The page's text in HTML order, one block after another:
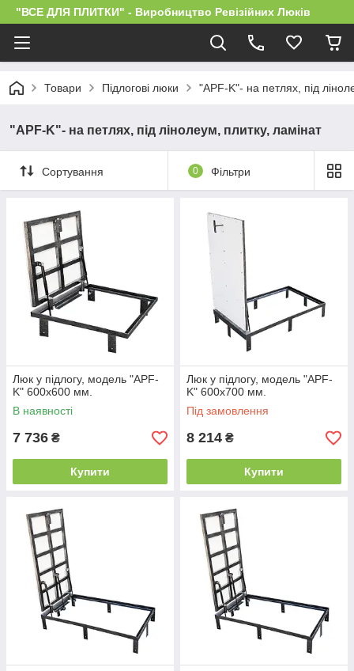
"ВСЕ ДЛЯ ПЛИТКИ" - Виробництво Ревізійних Люків
Товари Підлогові люки "APF-K"- на петлях, під
"APF-K"- на петлях, під лінолеум, плитку, ламінат
Сортування 0 Фільтри
Люк у підлогу, модель "APF-
K" 600х600 мм.
В наявності
7 736 ₴
Купити
Люк у підлогу, модель "APF-
K" 600х700 мм.
Під замовлення
8 214 ₴
Купити